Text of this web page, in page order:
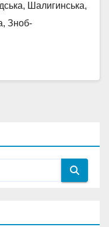
Шалигинська,
Зноб-